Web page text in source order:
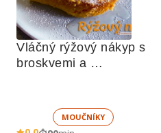
Vláčný rýžový nákyp s
broskvemi a
MOUČNÍKY